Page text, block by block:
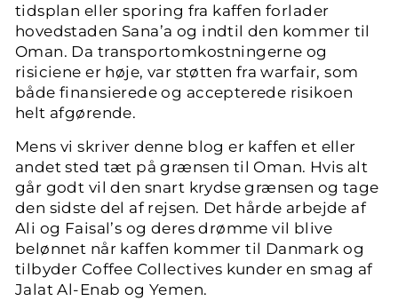
tidsplan eller sporing fra kaffen forlader
hovedstaden Sana’a og indtil den kommer til
Oman. Da transportomkostningerne og
risiciene er høje, var støtten fra warfair, som
både finansierede og accepterede risikoen
helt afgørende.
Mens vi skriver denne blog er kaffen et eller
andet sted tæt på grænsen til Oman. Hvis alt
går godt vil den snart krydse grænsen og tage
den sidste del af rejsen. Det hårde arbejde af
Ali og Faisal’s og deres drømme vil blive
belønnet når kaffen kommer til Danmark og
tilbyder Coffee Collectives kunder en smag af
Jalat Al-Enab og Yemen.